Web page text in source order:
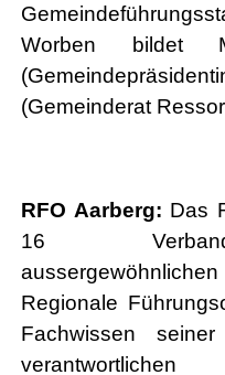
Worben bildet
(Gemeinderat
RFO Aarberg: Das
16
Regionale
Fachwissen